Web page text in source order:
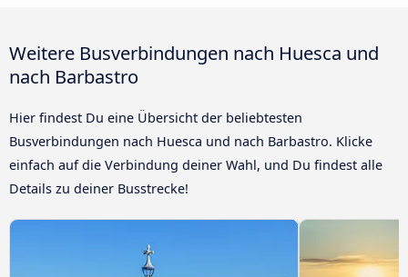
Weitere Busverbindungen nach Huesca und
nach Barbastro
Hier findest Du eine Übersicht der beliebtesten
Busverbindungen nach Huesca und nach Barbastro. Klicke
einfach auf die Verbindung deiner Wahl, und Du findest alle
Details zu deiner Busstrecke!